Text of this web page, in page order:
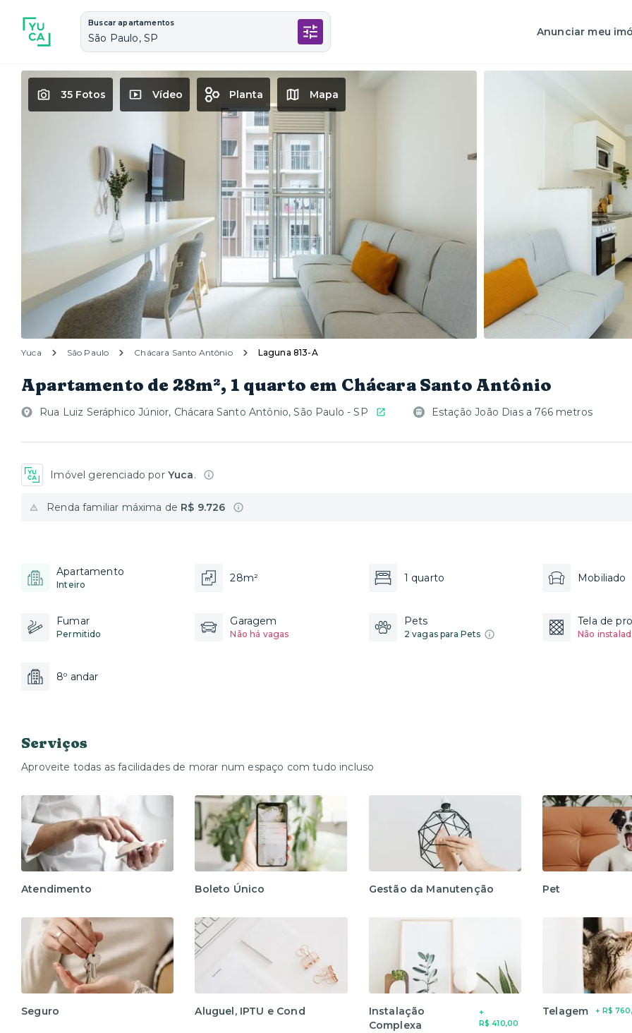
Buscar apartamentos
São Paulo, SP Anunciar meu
35 Fotos Vídeo Planta Mapa
Yuca São Paulo Chácara Santo Antônio Laguna 813-A
Apartamento de 28m², 1 quarto em Chácara Santo Antônio
Rua Luiz Seráphico Júnior, Chácara Santo Antônio, São Paulo - SP Estação João Dias a 766 metros
Imóvel gerenciado por Yuca.
Renda familiar máxima de R$ 9.726
Apartamento
Inteiro
28m² 1 quarto Mobiliado
Fumar
Permitido
Garagem
Não há vagas
Pets
2 vagas para Pets
Tela de
Não
8º andar
Serviços
Aproveite todas as facilidades de morar num espaço com tudo incluso
Atendimento Boleto Único Gestão da Manutenção Pet
Seguro Aluguel, IPTU e Cond
Instalação
Complexa
+
R$ 410,00
Telagem + R$